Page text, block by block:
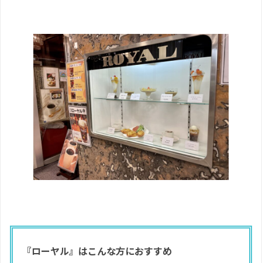
『ローヤル』はこんな方におすすめ